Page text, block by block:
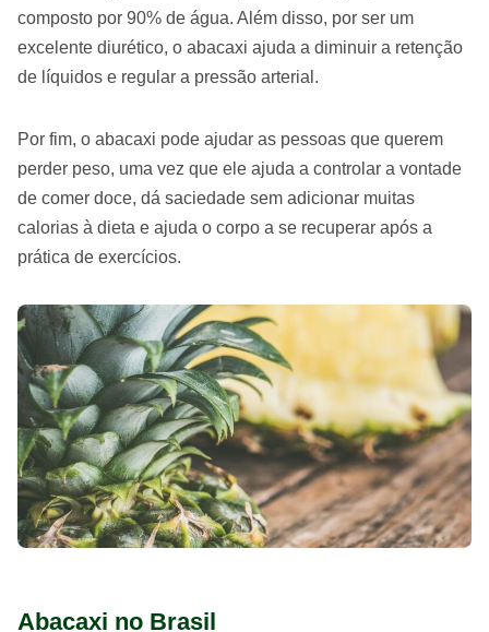
composto por 90% de água. Além disso, por ser um
excelente diurético, o abacaxi ajuda a diminuir a retenção
de líquidos e regular a pressão arterial.
Por fim, o abacaxi pode ajudar as pessoas que querem
perder peso, uma vez que ele ajuda a controlar a vontade
de comer doce, dá saciedade sem adicionar muitas
calorias à dieta e ajuda o corpo a se recuperar após a
prática de exercícios.
Abacaxi no Brasil